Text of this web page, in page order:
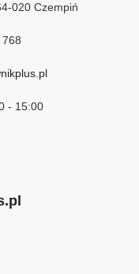
020 Czempiń
- 15:00